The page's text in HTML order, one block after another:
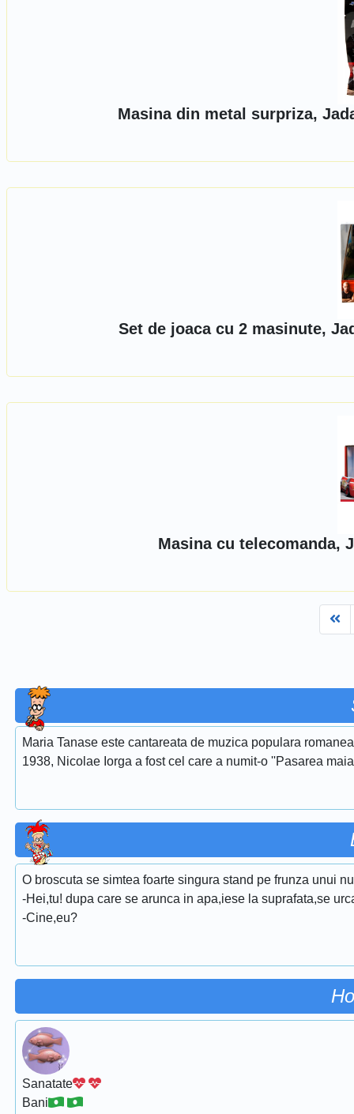
Masina din metal surpriza,
Set de joaca cu 2 masinute,
Masina cu telecomanda,
Maria Tanase este cantareata de muzica populara
1938, Nicolae Iorga a fost cel care a numit-o ''Pasarea
O broscuta se simtea foarte singura stand pe frunza unui
-Hei,tu! dupa care se arunca in apa,iese la suprafata,se
-Cine,eu?
Sanatate
Bani